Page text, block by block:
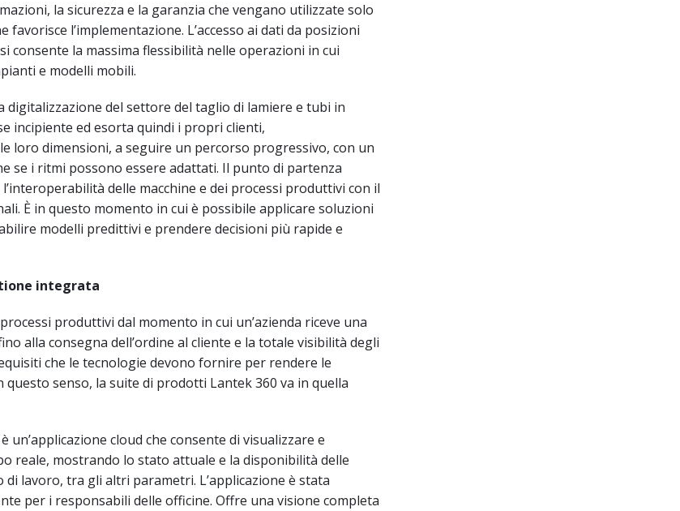
la sicurezza e la garanzia che vengano utilizzate solo
favorisce l’implementazione. L’accesso ai dati da posizioni
consente la massima flessibilità nelle operazioni in cui
e modelli mobili.
digitalizzazione del settore del taglio di lamiere e tubi in
incipiente ed esorta quindi i propri clienti,
loro dimensioni, a seguire un percorso progressivo, con un
se i ritmi possono essere adattati. Il punto di partenza
l’interoperabilità delle macchine e dei processi produttivi con il
È in questo momento in cui è possibile applicare soluzioni
modelli predittivi e prendere decisioni più rapide e
integrata
produttivi dal momento in cui un’azienda riceve una
alla consegna dell’ordine al cliente e la totale visibilità degli
che le tecnologie devono fornire per rendere le
senso, la suite di prodotti Lantek 360 va in quella
è un’applicazione cloud che consente di visualizzare e
reale, mostrando lo stato attuale e la disponibilità delle
di lavoro, tra gli altri parametri. L’applicazione è stata
per i responsabili delle officine. Offre una visione completa